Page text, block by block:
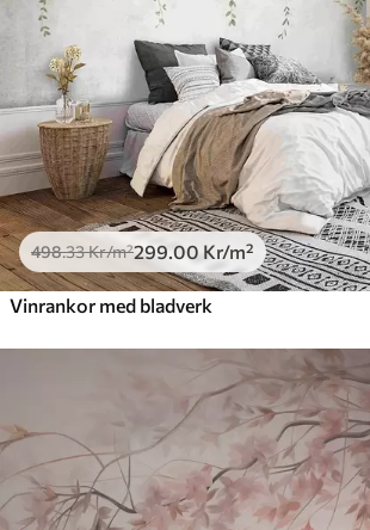
498.33Kr/m²299 .00 Kr/m²
Vinrankor med bladverk